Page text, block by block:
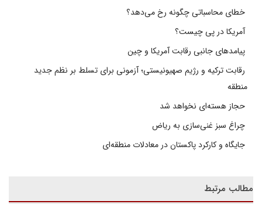
خطای محاسباتی چگونه رخ می‌دهد؟
آمریکا در پی چیست؟
پیامدهای جانبی رقابت آمریکا و چین
رقابت ترکیه و رژیم صهیونیستی؛ آزمونی برای تسلط بر نظم جدید
منطقه
حجاز هسته‌ای نخواهد شد
چراغ سبز غنی‌سازی به ریاض
جایگاه و کارکرد پاکستان در معادلات منطقه‌ای
مطالب مرتبط